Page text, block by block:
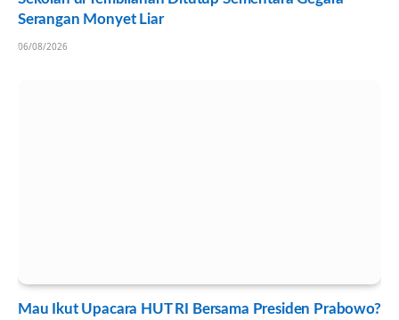
Serangan Monyet Liar
06/08/2026
Mau Ikut Upacara HUT RI Bersama Presiden Prabowo?